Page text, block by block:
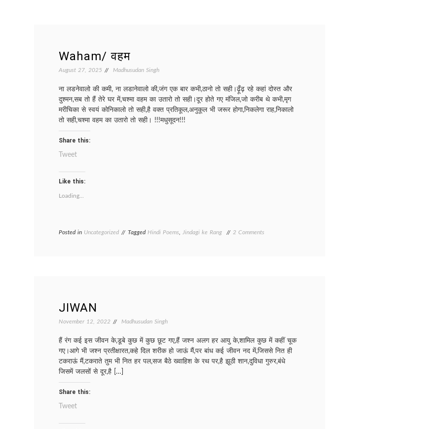
Waham/ वहम
August 27, 2025 Madhusudan Singh
ना लडनेवालो की कमी, ना लडानेवालो की,जंग एक बार कभी,ठानो तो सही।ढ़ूँढ़ रहे कहां दोस्त और
दुश्मन,सब तो हैं तेरे घर में,चश्मा वहम का उतारो तो सही।दूर होते गए मंजिल,जो करीब थे कभी,मृग
मरीचिका से स्वयं कोनिकालो तो सही,है वक्त प्रतिकूल,अनुकूल भी जरूर होगा,निकलेगा राह,निकालो
तो सही,चश्मा वहम का उतारो तो सही। !!!मधुसूदन!!!
Share this:
Tweet
Like this:
Loading...
Posted in Uncategorized Tagged Hindi Poems Jindagi ke Rang 2 Comments
JIWAN
November 12, 2022 Madhusudan Singh
हैं रंग कई इस जीवन के,डूबे कुछ में कुछ छूट गए,हैं जश्न अलग हर आयु के,शामिल कुछ में कहीं चूक
गए।आगे भी जश्न प्रतीक्षारत,कहे दिल शरीक हो जाऊं मैं,पर बांध कई जीवन नद में,जिससे नित ही
टकराऊं मैं,टकराते तुम भी नित हर पल,सज बैठे ख्वाहिश के रथ पर,है झूठी शान,दुविधा गुरुर,बंधे
जिसमें जलसों से दूर,है […]
Share this:
Tweet